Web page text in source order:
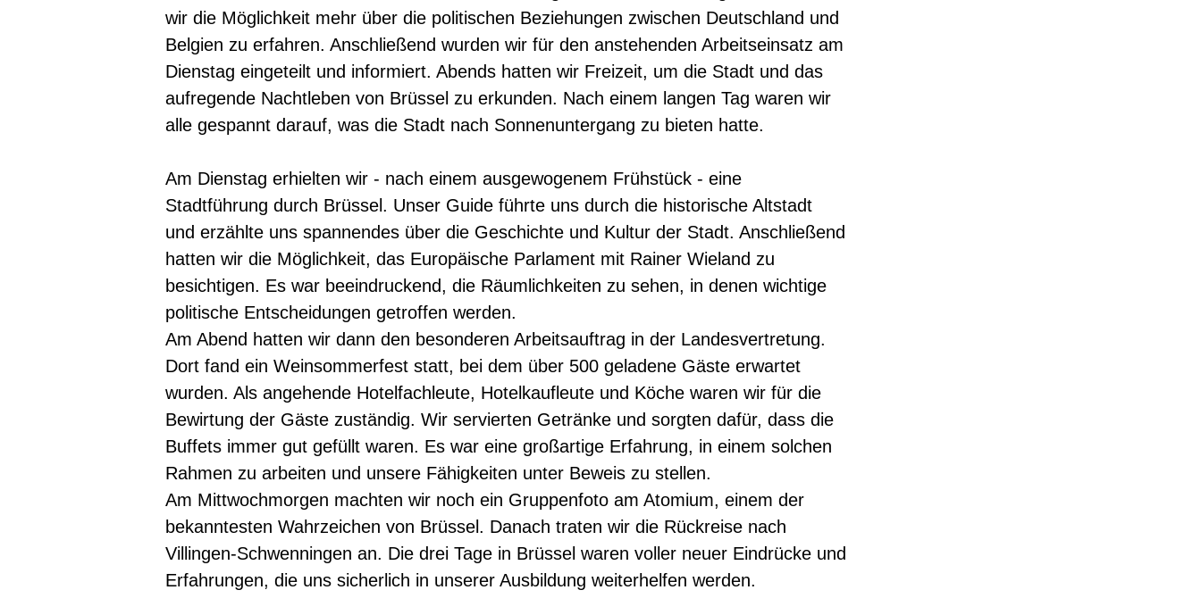
wir die Möglichkeit mehr über die politischen Beziehungen zwischen Deutschland und
Belgien zu erfahren. Anschließend wurden wir für den anstehenden Arbeitseinsatz am
Dienstag eingeteilt und informiert. Abends hatten wir Freizeit, um die Stadt und das
aufregende Nachtleben von Brüssel zu erkunden. Nach einem langen Tag waren wir
alle gespannt darauf, was die Stadt nach Sonnenuntergang zu bieten hatte.
Am Dienstag erhielten wir - nach einem ausgewogenem Frühstück - eine
Stadtführung durch Brüssel. Unser Guide führte uns durch die historische Altstadt
und erzählte uns spannendes über die Geschichte und Kultur der Stadt. Anschließend
hatten wir die Möglichkeit, das Europäische Parlament mit Rainer Wieland zu
besichtigen. Es war beeindruckend, die Räumlichkeiten zu sehen, in denen wichtige
politische Entscheidungen getroffen werden.
Am Abend hatten wir dann den besonderen Arbeitsauftrag in der Landesvertretung.
Dort fand ein Weinsommerfest statt, bei dem über 500 geladene Gäste erwartet
wurden. Als angehende Hotelfachleute, Hotelkaufleute und Köche waren wir für die
Bewirtung der Gäste zuständig. Wir servierten Getränke und sorgten dafür, dass die
Buffets immer gut gefüllt waren. Es war eine großartige Erfahrung, in einem solchen
Rahmen zu arbeiten und unsere Fähigkeiten unter Beweis zu stellen.
Am Mittwochmorgen machten wir noch ein Gruppenfoto am Atomium, einem der
bekanntesten Wahrzeichen von Brüssel. Danach traten wir die Rückreise nach
Villingen-Schwenningen an. Die drei Tage in Brüssel waren voller neuer Eindrücke und
Erfahrungen, die uns sicherlich in unserer Ausbildung weiterhelfen werden.